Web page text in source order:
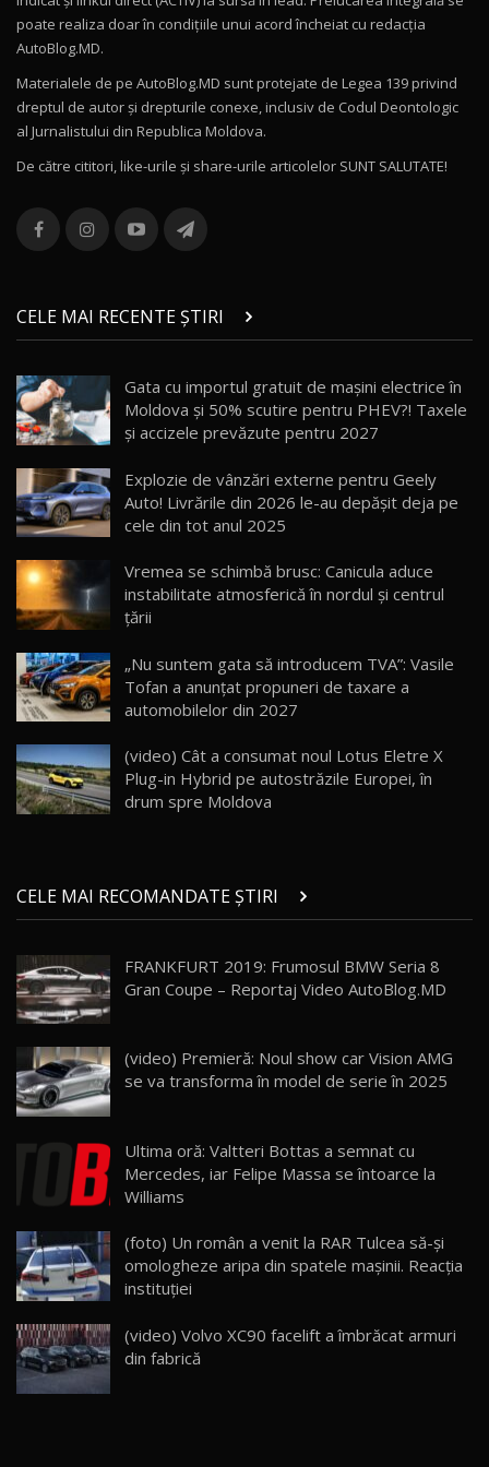
11
Noul Volvo ES90 / Test Drive AutoBlog.MD
12
Noul MG HS / Test Drive AutoBlog.MD
16:48
13
combină aventura cu luxul / AutoBlog.MD
36:08
chinez care face lumea să se întoarcă după el
/ AutoBlog.MD
17:27
15 14:37
16
AutoBlogMD
13:10
17
30:08
Noul Geely EX5 EM-i care a cucerit Moldova
AutoBlog.MD
23:36
20
Noul ZEEKR 7X / Test Drive AutoBlog.MD
21
AutoBlog.MD
16:59
22
Noua Mazda 6e / Test Drive AutoBlog.MD
26:59
23
Lynk & Co 01 / Test Drive AutoBlog.MD
25:19
Van Electric Testat în Moldova / AutoBlog.MD
26:38
25
mai Exclusiv și Puternic Defender Testat în
Moldova
32:21
26
AutoBlog.MD
10:57
poate realiza doar în condițiile unui acord încheiat cu redacţia
AutoBlog.MD.
Materialele de pe AutoBlog.MD sunt protejate de Legea 139 privind
dreptul de autor și drepturile conexe, inclusiv de Codul Deontologic
al Jurnalistului din Republica Moldova.
De către cititori, like-urile şi share-urile articolelor SUNT SALUTATE!
CELE MAI RECENTE ȘTIRI
Gata cu importul gratuit de mașini electrice în
Moldova și 50% scutire pentru PHEV?! Taxele
și accizele prevăzute pentru 2027
Explozie de vânzări externe pentru Geely
Auto! Livrările din 2026 le-au depășit deja pe
cele din tot anul 2025
Vremea se schimbă brusc: Canicula aduce
instabilitate atmosferică în nordul și centrul
țării
„Nu suntem gata să introducem TVA”: Vasile
Tofan a anunțat propuneri de taxare a
automobilelor din 2027
(video) Cât a consumat noul Lotus Eletre X
Plug-in Hybrid pe autostrăzile Europei, în
drum spre Moldova
CELE MAI RECOMANDATE ȘTIRI
FRANKFURT 2019: Frumosul BMW Seria 8
Gran Coupe – Reportaj Video AutoBlog.MD
(video) Premieră: Noul show car Vision AMG
se va transforma în model de serie în 2025
Ultima oră: Valtteri Bottas a semnat cu
Mercedes, iar Felipe Massa se întoarce la
Williams
(foto) Un român a venit la RAR Tulcea să-şi
omologheze aripa din spatele maşinii. Reacţia
instituției
(video) Volvo XC90 facelift a îmbrăcat armuri
din fabrică